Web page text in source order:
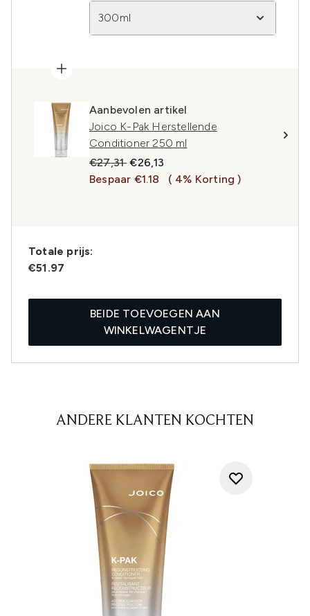
300ml
Aanbevolen artikel
Joico K-Pak Herstellende
Conditioner 250 ml
Recommended Retail Price:
€27,31Huidige prijs:
€26,13
Bespaar €1.18
( 4% Korting )
Totale prijs:
€51.97
BEIDE TOEVOEGEN AAN
WINKELWAGENTJE
ANDERE KLANTEN KOCHTEN